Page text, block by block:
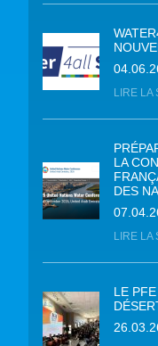
LIRE LA
LA
DES
LIRE LA
LE